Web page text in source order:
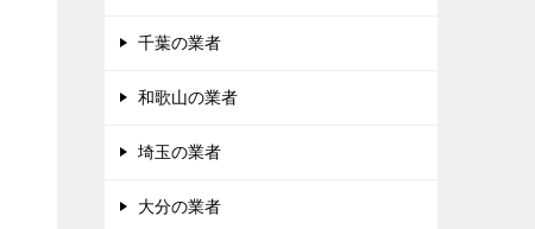
千葉の業者
和歌山の業者
埼玉の業者
大分の業者